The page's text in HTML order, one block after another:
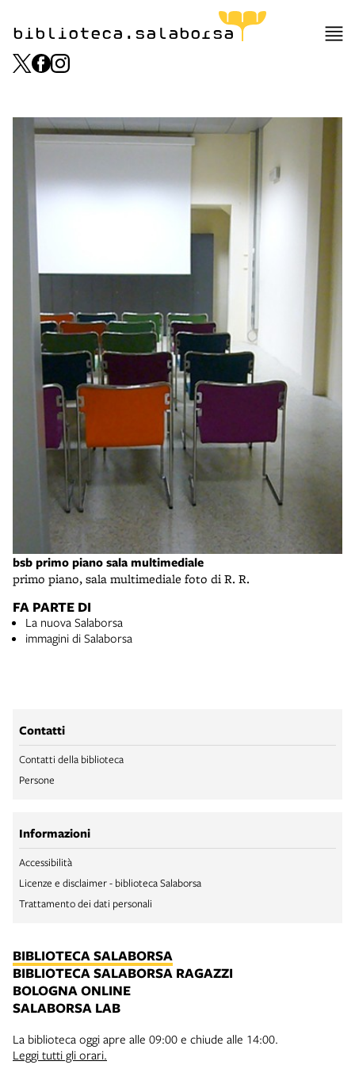
biblioteca.salaborsa
bsb primo piano sala multimediale
primo piano, sala multimediale foto di R. R.
FA PARTE DI
La nuova Salaborsa
immagini di Salaborsa
Contatti
Contatti della biblioteca
Persone
Informazioni
Accessibilità
Licenze e disclaimer - biblioteca Salaborsa
Trattamento dei dati personali
BIBLIOTECA SALABORSA
BIBLIOTECA SALABORSA RAGAZZI
BOLOGNA ONLINE
SALABORSA LAB
La biblioteca oggi apre alle 09:00 e chiude alle 14:00.
Leggi tutti gli orari.